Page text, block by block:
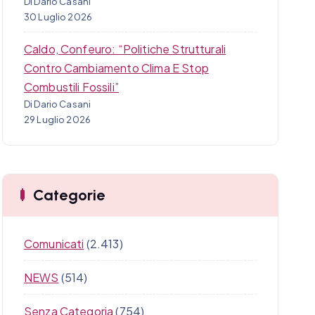
30 Luglio 2026
Caldo, Confeuro: “Politiche Strutturali
Contro Cambiamento Clima E Stop
Combustili Fossili”
Di Dario Casani
29 Luglio 2026
Categorie
Comunicati (2.413)
NEWS (514)
Senza Categoria(754)